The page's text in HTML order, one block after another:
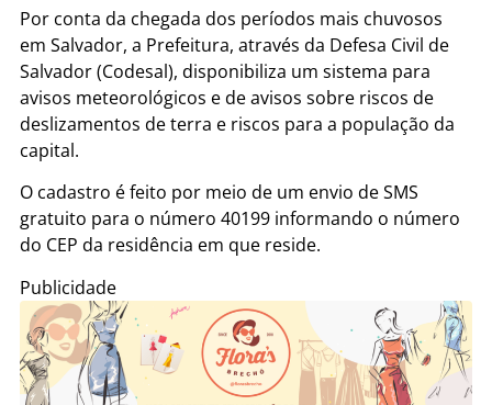
Por conta da chegada dos períodos mais chuvosos
em Salvador, a Prefeitura, através da Defesa Civil de
Salvador (Codesal), disponibiliza um sistema para
avisos meteorológicos e de avisos sobre riscos de
deslizamentos de terra e riscos para a população da
capital.
O cadastro é feito por meio de um envio de SMS
gratuito para o número 40199 informando o número
do CEP da residência em que reside.
Publicidade